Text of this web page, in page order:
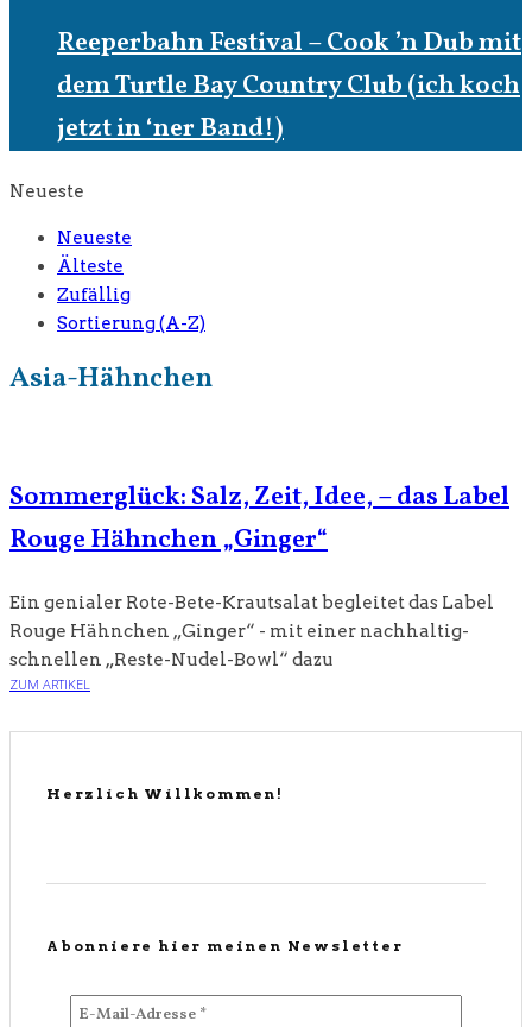
Reeperbahn Festival – Cook ’n Dub mit
dem Turtle Bay Country Club (ich koch
jetzt in ‘ner Band!)
Neueste
Neueste
Älteste
Zufällig
Sortierung (A-Z)
Asia-Hähnchen
Sommerglück: Salz, Zeit, Idee, – das Label
Rouge Hähnchen „Ginger“
Ein genialer Rote-Bete-Krautsalat begleitet das Label
Rouge Hähnchen „Ginger“ - mit einer nachhaltig-
schnellen „Reste-Nudel-Bowl“ dazu
ZUM ARTIKEL
Herzlich Willkommen!
Abonniere hier meinen Newsletter